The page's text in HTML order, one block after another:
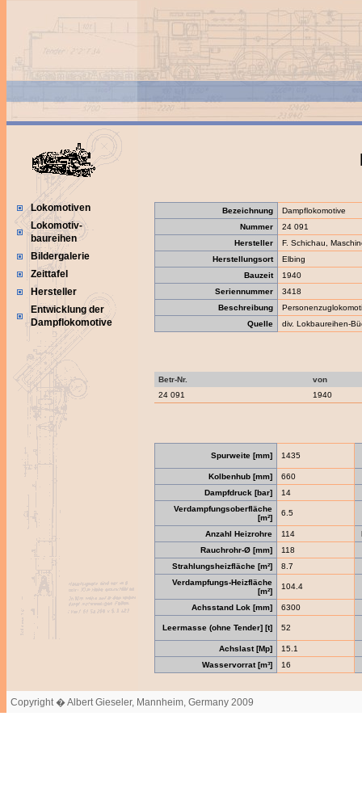
Lokomotiven
Lokomotiv-
baureihen
Bildergalerie
Zeittafel
Hersteller
Entwicklung der
Dampflokomotive
Bezeichnung
Dampflokomotive
Nummer
24 091
Hersteller
F. Schichau,
Herstellungsort
Elbing
Bauzeit
1940
Seriennummer
3418
Beschreibung
Quelle
div. Lokbaureihen-
Betr-Nr.
von
24 091
1940
Spurweite [mm] 1435
Kolbenhub [mm]
660
Dampfdruck [bar]
14
Verdampfungsoberfläche
[m²]
6.5
Anzahl Heizrohre 114
Rauchrohr-Ø [mm]
118
Strahlungsheizfläche [m²]
8.7
Verdampfungs-Heizfläche
[m²]
104.4
Achsstand Lok [mm] 6300
Leermasse (ohne Tender] [t] 52
Achslast [Mp]
15.1
Wasservorrat [m³]
16
Copyright � Albert Gieseler, Mannheim, Germany 2009